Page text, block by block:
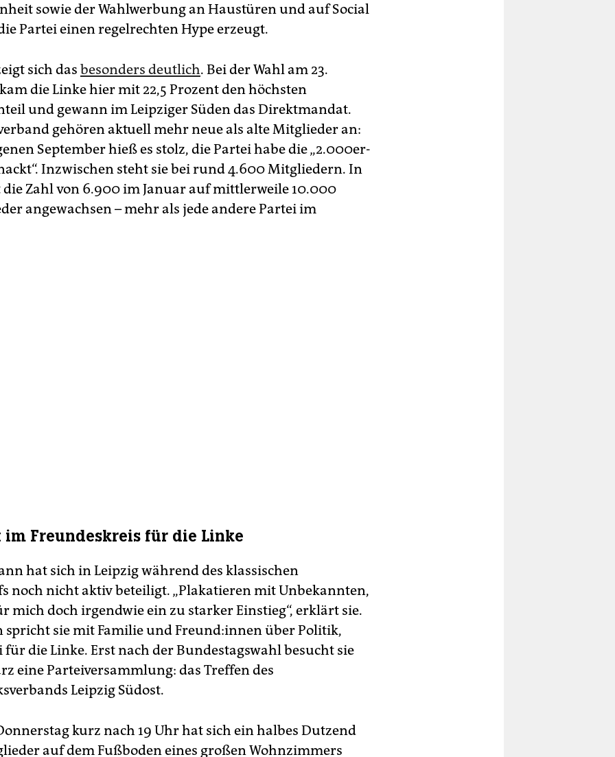
sowie der Wahlwerbung an Haustüren und auf Social
Partei einen regelrechten Hype erzeugt.
sich das besonders deutlich. Bei der Wahl am 23.
die Linke hier mit 22,5 Prozent den höchsten
und gewann im Leipziger Süden das Direktmandat.
gehören aktuell mehr neue als alte Mitglieder an:
September hieß es stolz, die Partei habe die „2.000er-
Inzwischen steht sie bei rund 4.600 Mitgliedern. In
die Zahl von 6.900 im Januar auf mittlerweile 10.000
angewachsen – mehr als jede andere Partei im
Freundeskreis für die Linke
hat sich in Leipzig während des klassischen
noch nicht aktiv beteiligt. „Plakatieren mit Unbekannten,
mich doch irgendwie ein zu starker Einstieg“, erklärt sie.
spricht sie mit Familie und Freun­d:in­nen über Politik,
die Linke. Erst nach der Bundestagswahl besucht sie
eine Parteiversammlung: das Treffen des
Leipzig Südost.
kurz nach 19 Uhr hat sich ein halbes Dutzend
auf dem Fußboden eines großen Wohnzimmers